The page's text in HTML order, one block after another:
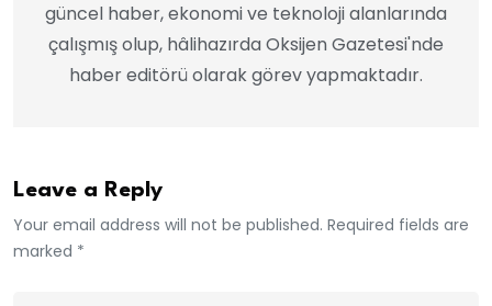
güncel haber, ekonomi ve teknoloji alanlarında
çalışmış olup, hâlihazırda Oksijen Gazetesi'nde
haber editörü olarak görev yapmaktadır.
Leave a Reply
Your email address will not be published. Required fields are
marked *